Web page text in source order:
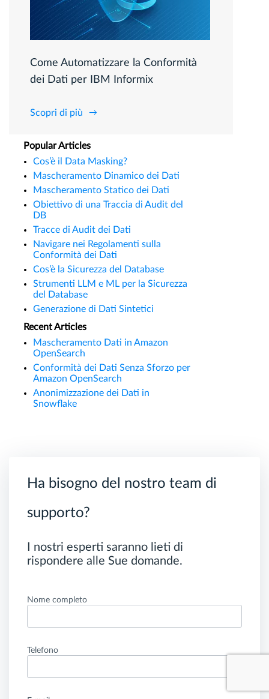
Come Automatizzare la Conformità
dei Dati per IBM Informix
Scopri di più
Popular Articles
Cos’è il Data Masking?
Mascheramento Dinamico dei Dati
Mascheramento Statico dei Dati
Obiettivo di una Traccia di Audit del
DB
Tracce di Audit dei Dati
Navigare nei Regolamenti sulla
Conformità dei Dati
Cos’è la Sicurezza del Database
Strumenti LLM e ML per la Sicurezza
del Database
Generazione di Dati Sintetici
Recent Articles
Mascheramento Dati in Amazon
OpenSearch
Conformità dei Dati Senza Sforzo per
Amazon OpenSearch
Anonimizzazione dei Dati in
Snowflake
Ha bisogno del nostro team di
supporto?
I nostri esperti saranno lieti di
rispondere alle Sue domande.
Nome completo
Telefono